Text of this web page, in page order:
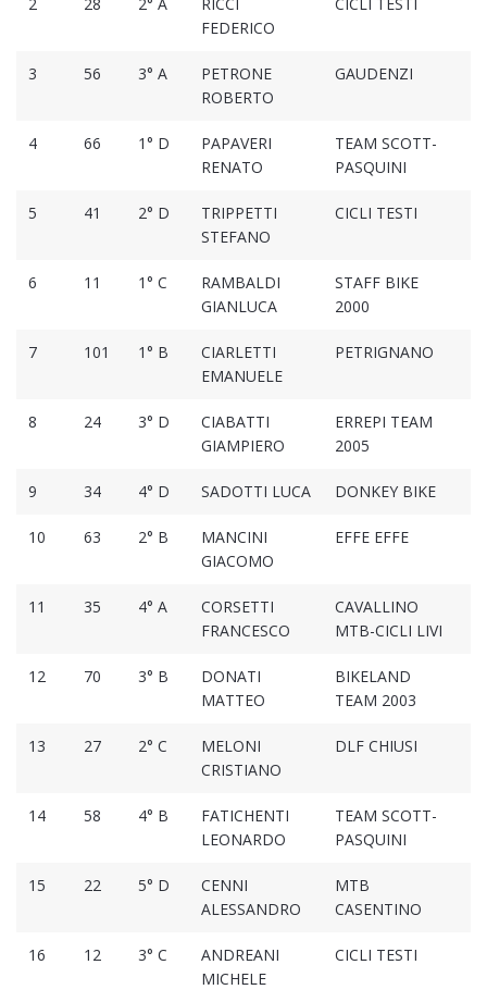
2 28 2° A
RICCI
FEDERICO
CICLI TESTI
3 56 3° A
PETRONE
ROBERTO
GAUDENZI
4 66 1° D
PAPAVERI
RENATO
TEAM SCOTT-
PASQUINI
5 41 2° D
TRIPPETTI
STEFANO
CICLI TESTI
6 11 1° C
RAMBALDI
GIANLUCA
STAFF BIKE
2000
7 101 1° B
CIARLETTI
EMANUELE
PETRIGNANO
8 24 3° D
CIABATTI
GIAMPIERO
ERREPI TEAM
2005
9 34 4° D SADOTTI LUCA DONKEY BIKE
10 63 2° B
MANCINI
GIACOMO
EFFE EFFE
11 35 4° A
CORSETTI
FRANCESCO
CAVALLINO
MTB-CICLI LIVI
12 70 3° B
DONATI
MATTEO
BIKELAND
TEAM 2003
13 27 2° C
MELONI
CRISTIANO
DLF CHIUSI
14 58 4° B
FATICHENTI
LEONARDO
TEAM SCOTT-
PASQUINI
15 22 5° D
CENNI
ALESSANDRO
MTB
CASENTINO
16 12 3° C
ANDREANI
MICHELE
CICLI TESTI